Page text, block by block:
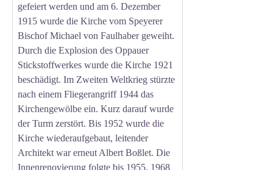
gefeiert werden und am 6. Dezember
1915 wurde die Kirche vom Speyerer
Bischof Michael von Faulhaber geweiht.
Durch die Explosion des Oppauer
Stickstoffwerkes wurde die Kirche 1921
beschädigt. Im Zweiten Weltkrieg stürzte
nach einem Fliegerangriff 1944 das
Kirchengewölbe ein. Kurz darauf wurde
der Turm zerstört. Bis 1952 wurde die
Kirche wiederaufgebaut, leitender
Architekt war erneut Albert Boßlet. Die
Innenrenovierung folgte bis 1955. 1968